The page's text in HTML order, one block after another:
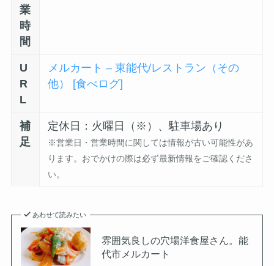
業
時
間
U
R
L
メルカート – 東能代/レストラン（その
他） [食べログ]
補
足
定休日：火曜日（※）、駐車場あり
※営業日・営業時間に関しては情報が古い可能性があ
ります。おでかけの際は必ず最新情報をご確認くださ
い。
あわせて読みたい
雰囲気良しの穴場洋食屋さん。能
代市メルカート